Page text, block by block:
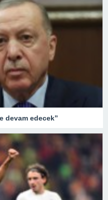
devam edecek”